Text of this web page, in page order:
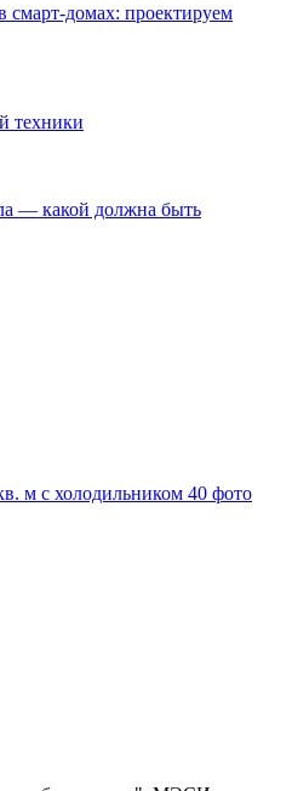
смарт-домах: проектируем
техники
— какой должна быть
м с холодильником 40 фото